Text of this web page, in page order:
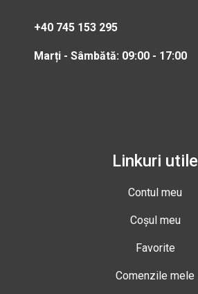
+40 745 153 295
Marți - Sâmbătă: 09:00 - 17:00
Linkuri utile
Contul meu
Coșul meu
Favorite
Comenzile mele